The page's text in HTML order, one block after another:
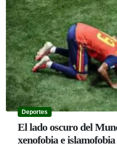
Deportes
El lado oscuro del
xenofobia e islamofobia